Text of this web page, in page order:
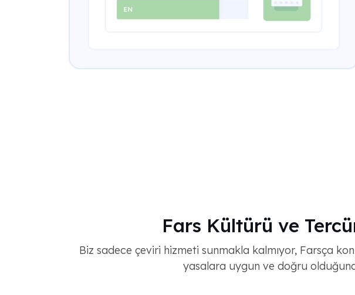
Fars Kültürü ve
Biz sadece çeviri hizmeti sunmakla kalmıyor, Farsça
yasalara uygun ve doğru